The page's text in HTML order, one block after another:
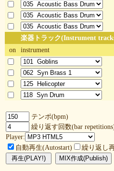
楽器トラック(Instrument
on
instrument
テンポ(bpm)
繰り返す回数(bar
Player:
自動再生(Autostart)
繰り返し